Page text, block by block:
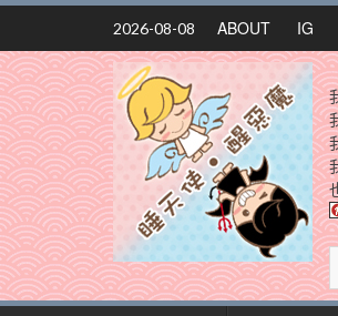
Skip
content
2026-08-08 ABOUT IG